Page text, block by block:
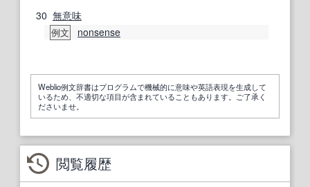
30 無意味
例文 nonsense
Weblio例文辞書はプログラムで機械的に意味や英語表現を生成して
いるため、不適切な項目が含まれていることもあります。ご了承く
ださいませ。
閲覧履歴